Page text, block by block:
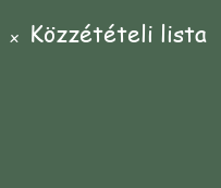
Közzétételi lista